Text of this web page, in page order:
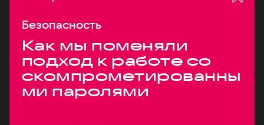
Безопасность
Как мы поменяли
подход к работе со
скомпрометированны
ми паролями